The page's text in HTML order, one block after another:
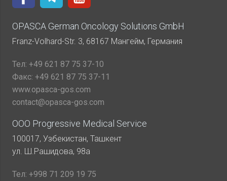
OPASCA German Oncology Solutions GmbH
Franz-Volhard-Str. 3, 68167 Мангейм, Германия
Тел: +49 621 87 75 37-10
Факс: +49 621 87 75 37-11
www.opasca-gos.com
contact@opasca-gos.com
ООО Progressive Medical Service
100017, Узбекистан, Ташкент
ул. Ш.Рашидова, 98а
Тел: +998 71 209 19 75